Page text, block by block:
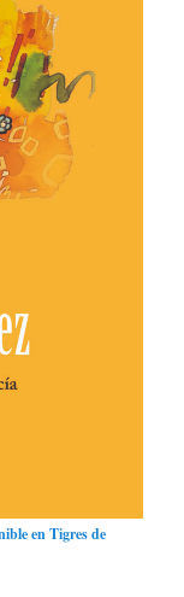
enTigres de